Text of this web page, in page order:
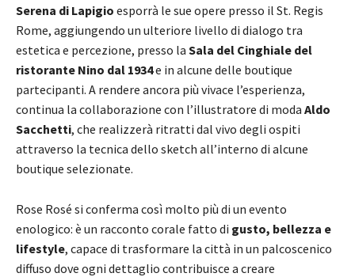
Serena di Lapigio esporrà le sue opere presso il St. Regis
Rome, aggiungendo un ulteriore livello di dialogo tra
estetica e percezione, presso la Sala del Cinghiale del
ristorante Nino dal 1934e in alcune delle boutique
partecipanti. A rendere ancora più vivace l’esperienza,
continua la collaborazione con l’illustratore di moda Aldo
Sacchetti, che realizzerà ritratti dal vivo degli ospiti
attraverso la tecnica dello sketch all’interno di alcune
boutique selezionate.
Rose Rosé si conferma così molto più di un evento
enologico: è un racconto corale fatto di gusto, bellezza e
lifestyle, capace di trasformare la città in un palcoscenico
diffuso dove ogni dettaglio contribuisce a creare